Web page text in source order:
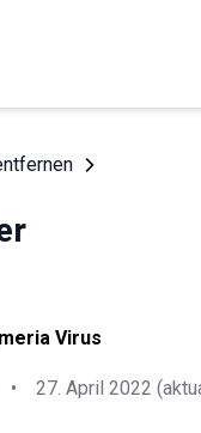
Virus
• 27. April 2022